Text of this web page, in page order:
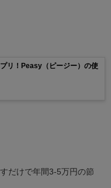
リ！Peasy（ピージー）の使
だけで年間3-5万円の節